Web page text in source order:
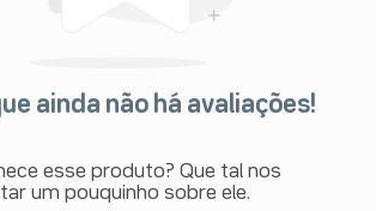
ainda não há avaliações!
esse produto? Que tal nos
um pouquinho sobre ele.